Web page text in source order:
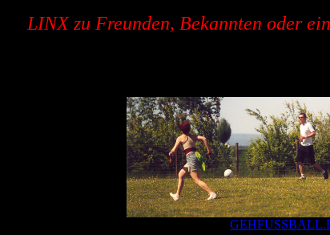
LINX zu Freunden, Bekannten oder